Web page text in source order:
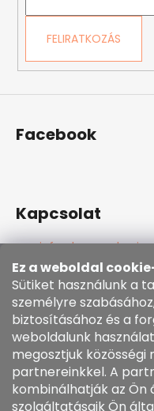
Ez a weboldal
Sütiket használunk a
személyre
biztosításához és a
weboldalunk
megosztjuk közösségi
partnereinkkel. A
kombinálhatják az
szolgáltatásaik Ön
FELIRATKOZÁS
Facebook
Kapcsolat
info@
381281747,
603225633
https://
Informace pro
Általános szerződési
Cookie szabályzat